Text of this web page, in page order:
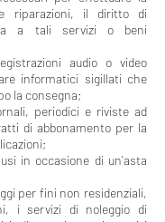
riparazioni, il diritto di
a tali servizi o beni
audio o video
informatici sigillati che
la consegna;
periodici e riviste ad
di abbonamento per la
in occasione di un'asta
per fini non residenziali,
i servizi di noleggio di